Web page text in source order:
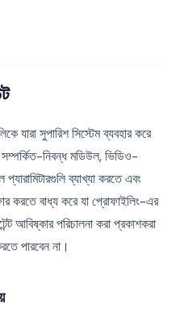
যারা সুপারিশ সিস্টেম ব্যবহার করে
সম্পর্কিত-নিবন্ধ মডিউল, ভিডিও-
ব্যাখ্যা করতে এবং
করতে বাধ্য করে যা প্রোফাইলিং-এর
আবিষ্কার পরিচালনা করা প্রকাশকরা
পারবেন না।